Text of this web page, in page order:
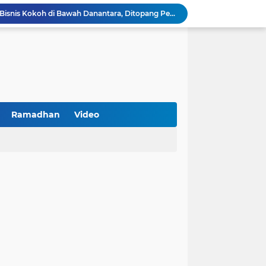
BNI Catat Fundamental Bisnis Kokoh di Bawah Danantara, Ditopang Pertumbuhan Kredit dan Kualitas Aset
Jakarta Raih Digital Excellence Awards 2026
Kemerdekaan
Ramadhan Video